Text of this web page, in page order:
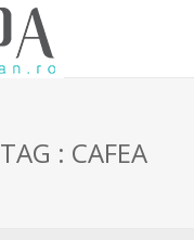
TAG : CAFEA